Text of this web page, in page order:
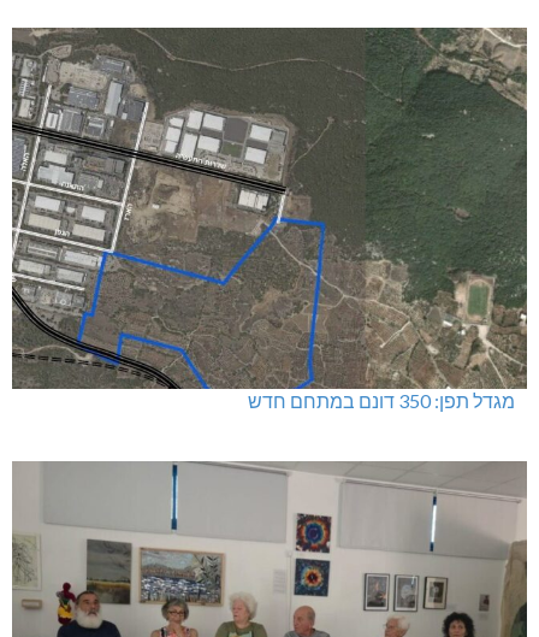
מגדל תפן: 350 דונם במתחם חדש